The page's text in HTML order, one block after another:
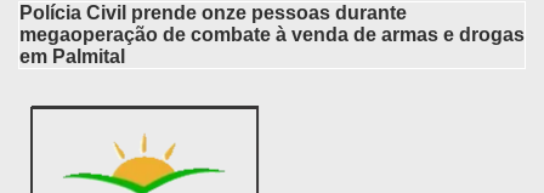
Polícia Civil prende onze pessoas durante
megaoperação de combate à venda de armas e drogas
em Palmital